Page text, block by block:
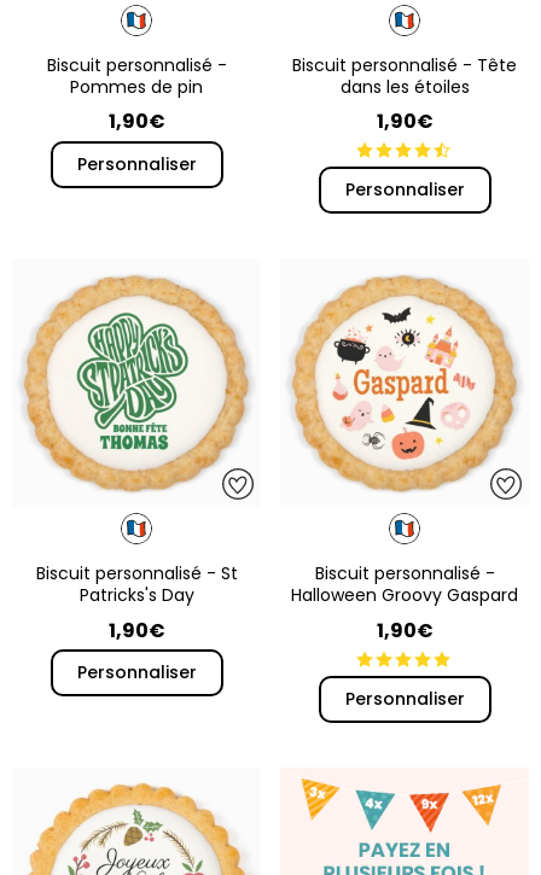
Biscuit personnalisé -
Pommes de pin
1,90€
Personnaliser
Biscuit personnalisé - Tête
dans les étoiles
1,90€
Personnaliser
Biscuit personnalisé - St
Patricks's Day
1,90€
Personnaliser
Biscuit personnalisé -
Halloween Groovy Gaspard
1,90€
Personnaliser